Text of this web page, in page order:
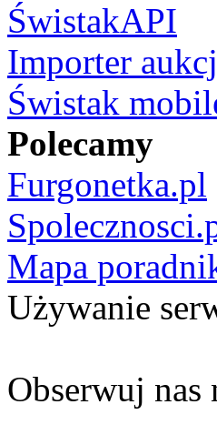
ŚwistakAPI
Importer
Świstak
Polecamy
Furgonetka.pl
Mapa
Używanie
Obserwuj nas